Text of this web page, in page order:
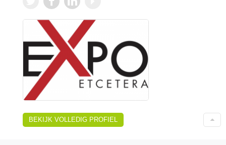
BEKIJK VOLLEDIG PROFIEL